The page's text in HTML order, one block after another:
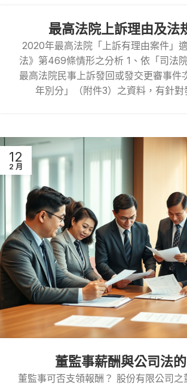
最高法院上訴理由及法
2020年最高法院「上訴有理由案件」
法》第469條情形之分析 1、依「司法
最高法院民事上訴發回或發交更審事件
年別分」（附件3）之資料，有針對
12
2 月
董監事薪酬與公司法
董監事可否支領報酬？ 股份有限公司之